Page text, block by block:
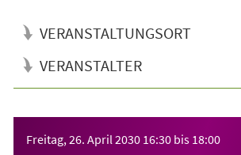
VERANSTALTUNGSORT
VERANSTALTER
Freitag, 26. April 2030 16:30 bis 18:00